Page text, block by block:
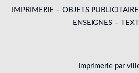
IMPRIMERIE – OBJETS
ENSEIGNES –
Imprimerie par